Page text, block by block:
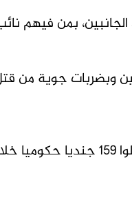
بمن فيهم نائب
من جانبها، أعلنت حركة الشباب